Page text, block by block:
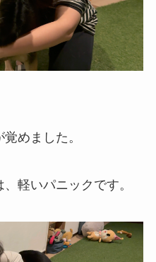
めました。
軽いパニックです。